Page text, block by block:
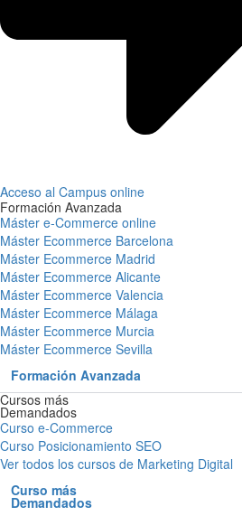
Acceso al Campus online
Formación Avanzada
Máster e-Commerce online
Máster Ecommerce Barcelona
Máster Ecommerce Madrid
Máster Ecommerce Alicante
Máster Ecommerce Valencia
Máster Ecommerce Málaga
Máster Ecommerce Murcia
Máster Ecommerce Sevilla
Formación Avanzada
Cursos más
Demandados
Curso e-Commerce
Curso Posicionamiento SEO
Ver todos los cursos de Marketing Digital
Curso más
Demandados